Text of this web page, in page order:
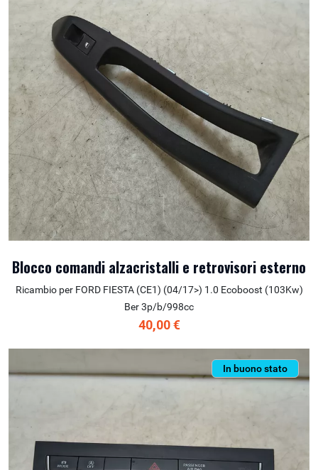
Blocco comandi alzacristalli e retrovisori esterno
Ricambio per FORD FIESTA (CE1) (04/17>) 1.0 Ecoboost (103Kw)
Ber 3p/b/998cc
40,00 €
In buono stato